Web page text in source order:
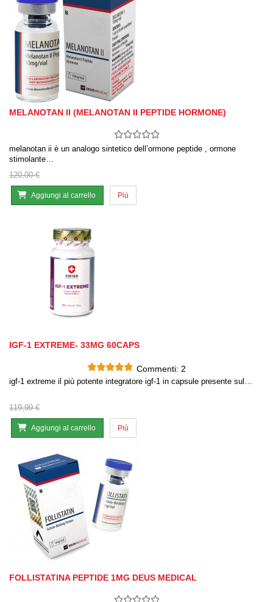
MELANOTAN II (MELANOTAN II PEPTIDE HORMONE)
melanotan ii è un analogo sintetico dell’ormone peptide , ormone
stimolante…
120,00 €
Aggiungi al carrello Più
IGF-1 EXTREME- 33MG 60CAPS
Commenti: 2
igf-1 extreme il più potente integratore igf-1 in capsule presente sul…
119,99 €
Aggiungi al carrello Più
FOLLISTATINA PEPTIDE 1MG DEUS MEDICAL